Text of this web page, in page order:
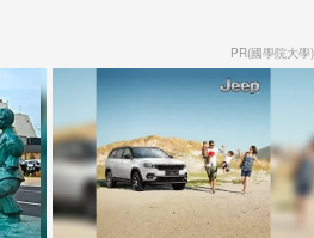
PR(國學院大學)